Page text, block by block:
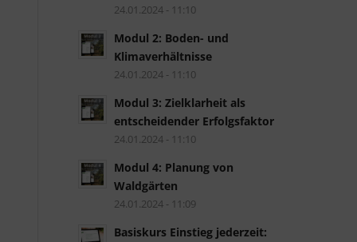
24.01.2024 - 11:10
Modul 2: Boden- und
Klimaverhältnisse
24.01.2024 - 11:10
Modul 3: Zielklarheit als
entscheidender Erfolgsfaktor
24.01.2024 - 11:10
Modul 4: Planung von
Waldgärten
24.01.2024 - 11:09
Basiskurs Einstieg jederzeit: